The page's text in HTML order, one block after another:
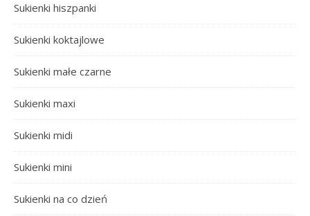
Sukienki hiszpanki
Sukienki koktajlowe
Sukienki małe czarne
Sukienki maxi
Sukienki midi
Sukienki mini
Sukienki na co dzień